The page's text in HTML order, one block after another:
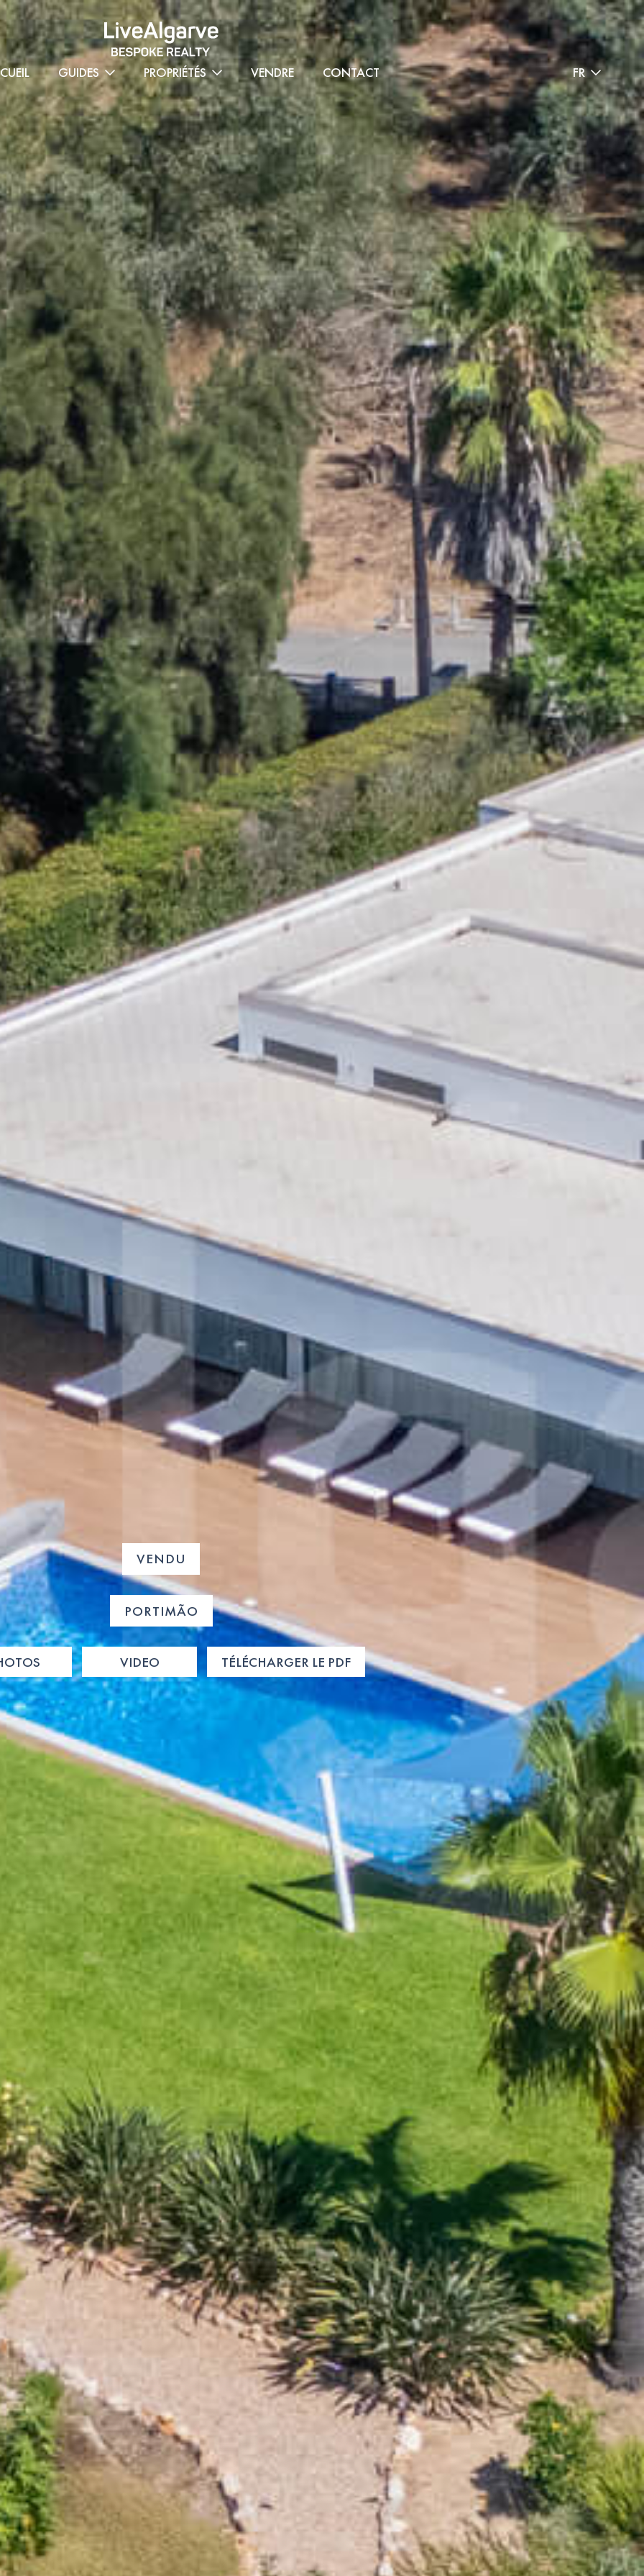
GUIDES PROPRIÉTÉS VENDRE CONTACT FR
VENDU
PORTIMÃO
VIDEO TÉLÉCHARGER LE PDF